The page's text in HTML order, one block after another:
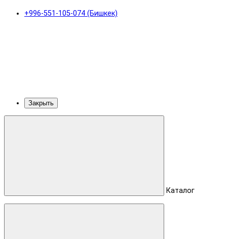
+996-551-105-074 (Бишкек)
Закрыть
Каталог